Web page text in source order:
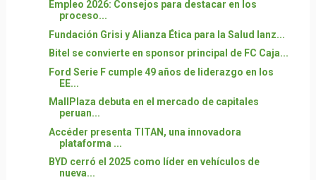
Empleo 2026: Consejos para destacar en los
proceso...
Fundación Grisi y Alianza Ética para la Salud lanz...
Bitel se convierte en sponsor principal de FC Caja...
Ford Serie F cumple 49 años de liderazgo en los
EE...
MallPlaza debuta en el mercado de capitales
peruan...
Accéder presenta TITAN, una innovadora
plataforma ...
BYD cerró el 2025 como líder en vehículos de
nueva...